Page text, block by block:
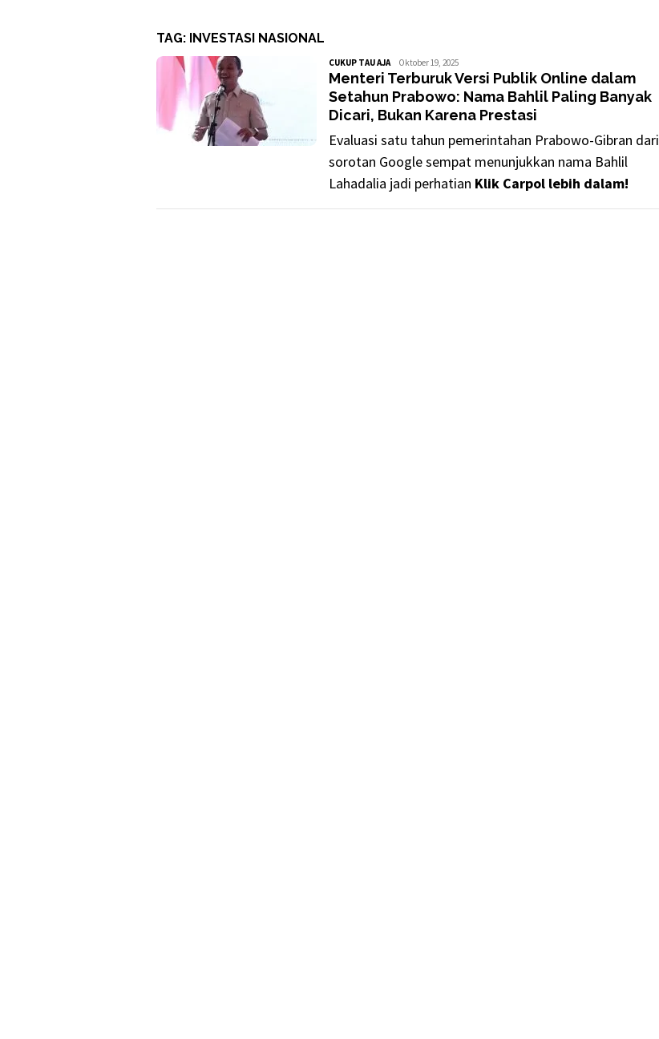
TAG: INVESTASI NASIONAL
CUKUP TAU AJAGusDus
Oktober 19, 2025
Menteri Terburuk Versi Publik Online dalam
Setahun Prabowo: Nama Bahlil Paling Banyak
Dicari, Bukan Karena Prestasi
Evaluasi satu tahun pemerintahan Prabowo-Gibran dari
sorotan Google sempat menunjukkan nama Bahlil
Lahadalia jadi perhatian Klik Carpol lebih dalam!